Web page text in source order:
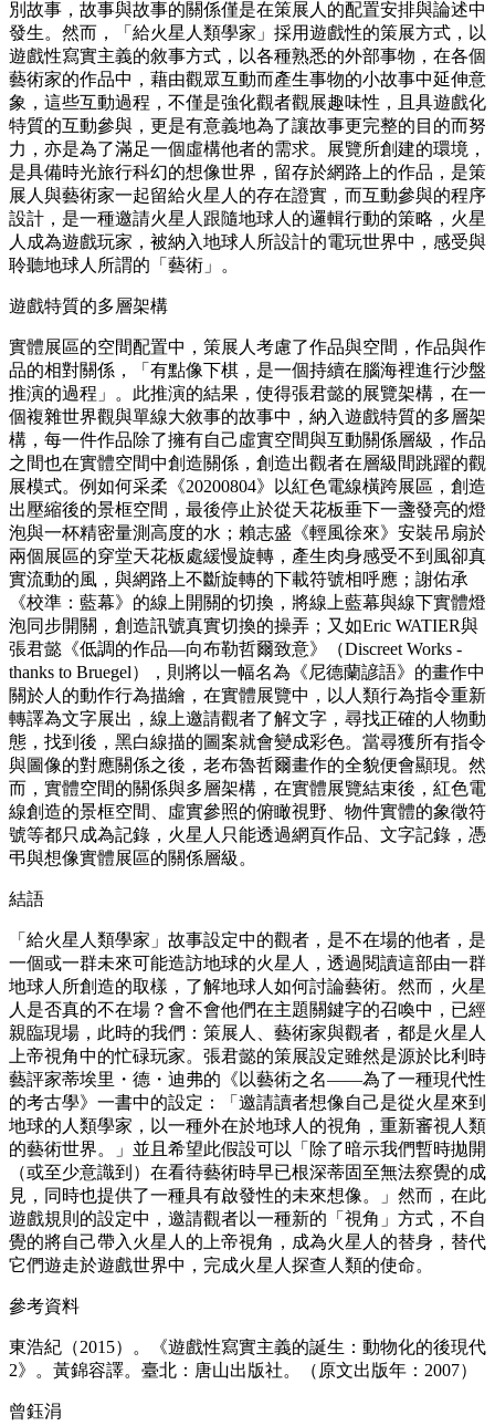
別故事，故事與故事的關係僅是在策展人的配置安排與論述中
發生。然而，「給火星人類學家」採用遊戲性的策展方式，以
遊戲性寫實主義的敘事方式，以各種熟悉的外部事物，在各個
藝術家的作品中，藉由觀眾互動而產生事物的小故事中延伸意
象，這些互動過程，不僅是強化觀者觀展趣味性，且具遊戲化
特質的互動參與，更是有意義地為了讓故事更完整的目的而努
力，亦是為了滿足一個虛構他者的需求。展覽所創建的環境，
是具備時光旅行科幻的想像世界，留存於網路上的作品，是策
展人與藝術家一起留給火星人的存在證實，而互動參與的程序
設計，是一種邀請火星人跟隨地球人的邏輯行動的策略，火星
人成為遊戲玩家，被納入地球人所設計的電玩世界中，感受與
聆聽地球人所謂的「藝術」。
遊戲特質的多層架構
實體展區的空間配置中，策展人考慮了作品與空間，作品與作
品的相對關係，「有點像下棋，是一個持續在腦海裡進行沙盤
推演的過程」。此推演的結果，使得張君懿的展覽架構，在一
個複雜世界觀與單線大敘事的故事中，納入遊戲特質的多層架
構，每一件作品除了擁有自己虛實空間與互動關係層級，作品
之間也在實體空間中創造關係，創造出觀者在層級間跳躍的觀
展模式。例如何采柔《20200804》以紅色電線橫跨展區，創造
出壓縮後的景框空間，最後停止於從天花板垂下一盞發亮的燈
泡與一杯精密量測高度的水；賴志盛《輕風徐來》安裝吊扇於
兩個展區的穿堂天花板處緩慢旋轉，產生肉身感受不到風卻真
實流動的風，與網路上不斷旋轉的下載符號相呼應；謝佑承
《校準：藍幕》的線上開關的切換，將線上藍幕與線下實體燈
泡同步開關，創造訊號真實切換的操弄；又如Eric WATIER與
張君懿《低調的作品—向布勒哲爾致意》（Discreet Works -
thanks to Bruegel），則將以一幅名為《尼德蘭諺語》的畫作中
關於人的動作行為描繪，在實體展覽中，以人類行為指令重新
轉譯為文字展出，線上邀請觀者了解文字，尋找正確的人物動
態，找到後，黑白線描的圖案就會變成彩色。當尋獲所有指令
與圖像的對應關係之後，老布魯哲爾畫作的全貌便會顯現。然
而，實體空間的關係與多層架構，在實體展覽結束後，紅色電
線創造的景框空間、虛實參照的俯瞰視野、物件實體的象徵符
號等都只成為記錄，火星人只能透過網頁作品、文字記錄，憑
弔與想像實體展區的關係層級。
結語
「給火星人類學家」故事設定中的觀者，是不在場的他者，是
一個或一群未來可能造訪地球的火星人，透過閱讀這部由一群
地球人所創造的取樣，了解地球人如何討論藝術。然而，火星
人是否真的不在場？會不會他們在主題關鍵字的召喚中，已經
親臨現場，此時的我們：策展人、藝術家與觀者，都是火星人
上帝視角中的忙碌玩家。張君懿的策展設定雖然是源於比利時
藝評家蒂埃里・德・迪弗的《以藝術之名——為了一種現代性
的考古學》一書中的設定：「邀請讀者想像自己是從火星來到
地球的人類學家，以一種外在於地球人的視角，重新審視人類
的藝術世界。」並且希望此假設可以「除了暗示我們暫時拋開
（或至少意識到）在看待藝術時早已根深蒂固至無法察覺的成
見，同時也提供了一種具有啟發性的未來想像。」然而，在此
遊戲規則的設定中，邀請觀者以一種新的「視角」方式，不自
覺的將自己帶入火星人的上帝視角，成為火星人的替身，替代
它們遊走於遊戲世界中，完成火星人探查人類的使命。
參考資料
東浩紀（2015）。《遊戲性寫實主義的誕生：動物化的後現代
2》。黃錦容譯。臺北：唐山出版社。（原文出版年：2007）
曾鈺涓